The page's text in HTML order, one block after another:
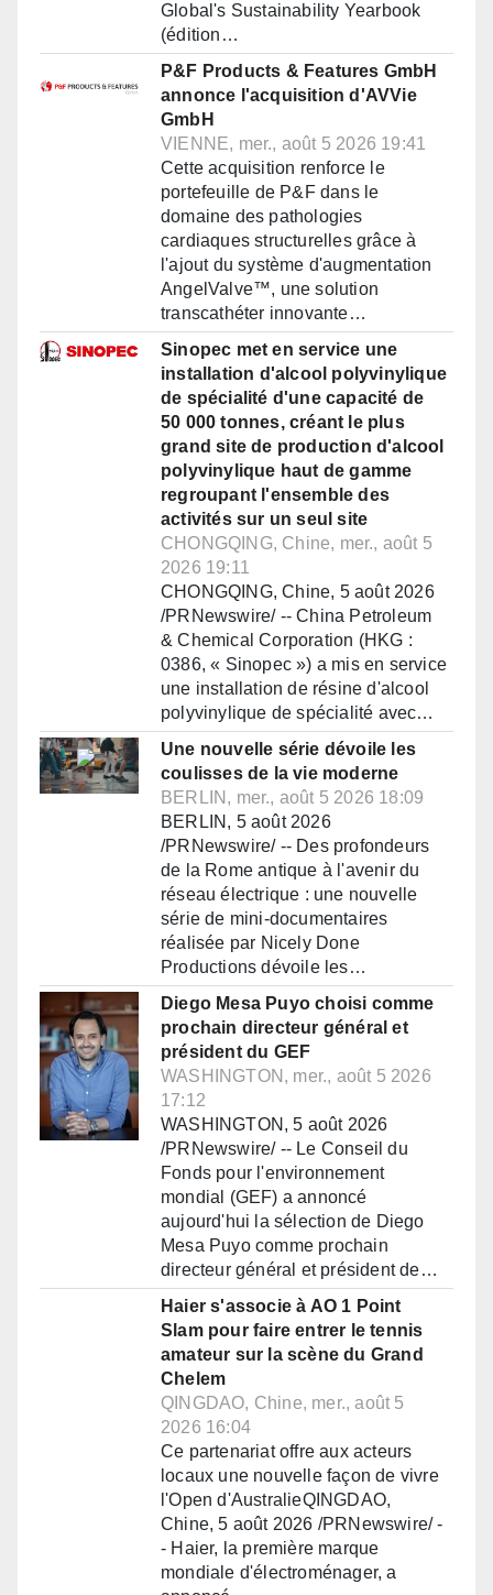
Global's Sustainability Yearbook
(édition…
P&F Products & Features GmbH
annonce l'acquisition d'AVVie
GmbH
VIENNE, mer., août 5 2026 19:41
Cette acquisition renforce le
portefeuille de P&F dans le
domaine des pathologies
cardiaques structurelles grâce à
l'ajout du système d'augmentation
AngelValve™, une solution
transcathéter innovante…
Sinopec met en service une
installation d'alcool polyvinylique
de spécialité d'une capacité de
50 000 tonnes, créant le plus
grand site de production d'alcool
polyvinylique haut de gamme
regroupant l'ensemble des
activités sur un seul site
CHONGQING, Chine, mer., août 5
2026 19:11
CHONGQING, Chine, 5 août 2026
/PRNewswire/ -- China Petroleum
& Chemical Corporation (HKG :
0386, « Sinopec ») a mis en service
une installation de résine d'alcool
polyvinylique de spécialité avec…
Une nouvelle série dévoile les
coulisses de la vie moderne
BERLIN, mer., août 5 2026 18:09
BERLIN, 5 août 2026
/PRNewswire/ -- Des profondeurs
de la Rome antique à l'avenir du
réseau électrique : une nouvelle
série de mini-documentaires
réalisée par Nicely Done
Productions dévoile les…
Diego Mesa Puyo choisi comme
prochain directeur général et
président du GEF
WASHINGTON, mer., août 5 2026
17:12
WASHINGTON, 5 août 2026
/PRNewswire/ -- Le Conseil du
Fonds pour l'environnement
mondial (GEF) a annoncé
aujourd'hui la sélection de Diego
Mesa Puyo comme prochain
directeur général et président de…
Haier s'associe à AO 1 Point
Slam pour faire entrer le tennis
amateur sur la scène du Grand
Chelem
QINGDAO, Chine, mer., août 5
2026 16:04
Ce partenariat offre aux acteurs
locaux une nouvelle façon de vivre
l'Open d'AustralieQINGDAO,
Chine, 5 août 2026 /PRNewswire/ -
- Haier, la première marque
mondiale d'électroménager, a